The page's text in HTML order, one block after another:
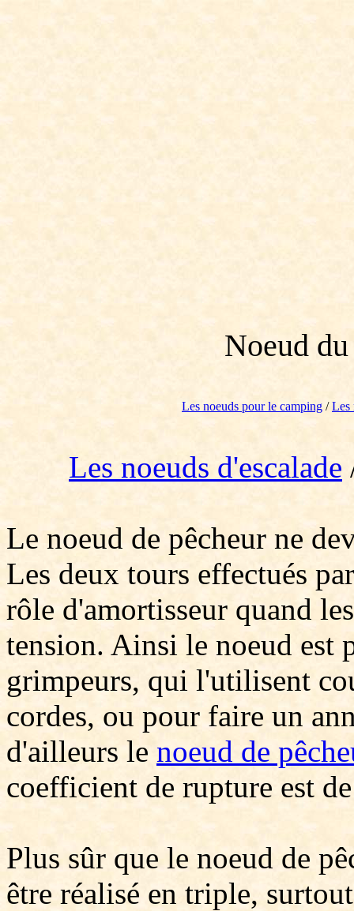
Noeud
Les noeuds pour le camping /Les
Les noeuds d'escalade
Le noeud de pêcheur ne
Les deux tours effectués
rôle d'amortisseur quand
tension. Ainsi le noeud est
grimpeurs, qui l'utilisent
cordes, ou pour faire un
d'ailleurs le noeud de
coefficient de rupture est
Plus sûr que le noeud de
être réalisé en triple,